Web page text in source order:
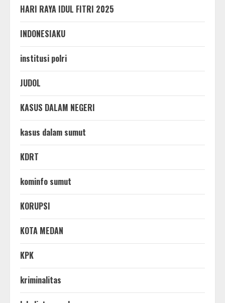
HARI RAYA IDUL FITRI 2025
INDONESIAKU
institusi polri
JUDOL
KASUS DALAM NEGERI
kasus dalam sumut
KDRT
kominfo sumut
KORUPSI
KOTA MEDAN
KPK
kriminalitas